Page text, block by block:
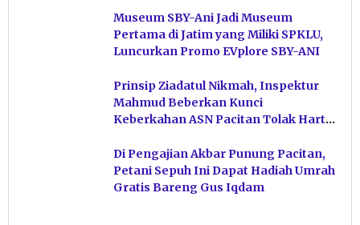
Museum SBY-Ani Jadi Museum
Pertama di Jatim yang Miliki SPKLU,
Luncurkan Promo EVplore SBY-ANI
Prinsip Ziadatul Nikmah, Inspektur
Mahmud Beberkan Kunci
Keberkahan ASN Pacitan Tolak Harta
Di Pengajian Akbar Punung Pacitan,
Petani Sepuh Ini Dapat Hadiah Umrah
Gratis Bareng Gus Iqdam